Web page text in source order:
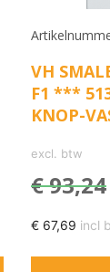
VH
F1 ***
KNOP-
excl. btw
€93,24
€ 67,69 incl